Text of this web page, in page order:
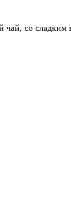
чай, со сладким